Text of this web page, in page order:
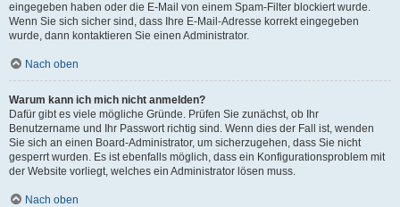
eingegeben haben oder die E-Mail von einem Spam-Filter blockiert wurde.
Wenn Sie sich sicher sind, dass Ihre E-Mail-Adresse korrekt eingegeben
wurde, dann kontaktieren Sie einen Administrator.
Nach oben
Warum kann ich mich nicht anmelden?
Dafür gibt es viele mögliche Gründe. Prüfen Sie zunächst, ob Ihr
Benutzername und Ihr Passwort richtig sind. Wenn dies der Fall ist, wenden
Sie sich an einen Board-Administrator, um sicherzugehen, dass Sie nicht
gesperrt wurden. Es ist ebenfalls möglich, dass ein Konfigurationsproblem mit
der Website vorliegt, welches ein Administrator lösen muss.
Nach oben